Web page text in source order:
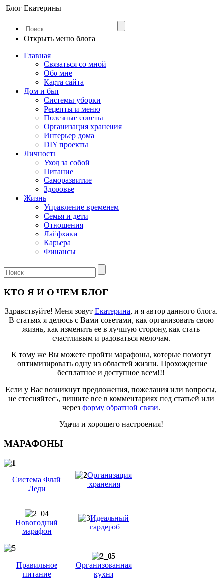
Блог Екатерины
Открыть меню блога
Главная
Связаться со мной
Обо мне
Карта сайта
Дом и быт
Системы уборки
Рецепты и меню
Полезные советы
Организация хранения
Интерьер дома
DIY проекты
Личность
Уход за собой
Питание
Саморазвитие
Здоровье
Жизнь
Управление временем
Семья и дети
Отношения
Лайфхаки
Карьера
Финансы
КТО Я И О ЧЕМ БЛОГ
Здравствуйте! Меня зовут Екатерина, и я автор данного блога.
В статьях я делюсь с Вами советами, как организовать свою
жизнь, как изменить ее в лучшую сторону, как стать
счастливым и радоваться мелочам.
К тому же Вы можете пройти марафоны, которые помогут
оптимизировать одну из областей жизни. Прохождение
бесплатное и доступное всем!!!
Если у Вас возникнут предложения, пожелания или вопросы,
не стесняйтесь, пишите все в комментариях под статьей или
через форму обратной связи.
Удачи и хорошего настроения!
МАРАФОНЫ
Система Флай
Леди
Организация
хранения
Новогодний
марафон
Идеальный
гардероб
Правильное
питание
Организованная
кухня